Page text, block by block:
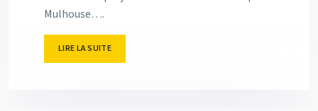
Mulhouse….
LIRE LA SUITE